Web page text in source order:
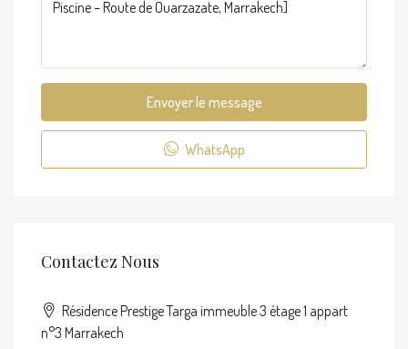
Envoyer le message
WhatsApp
Contactez Nous
Résidence Prestige Targa immeuble 3 étage 1 appart
n°3 Marrakech